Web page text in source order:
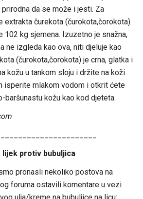
da se može i jesti. Za
extrakta čurekota (čurokota,čorokota)
102 kg sjemena. Izuzetno je snažna,
ne izgleda kao ova, niti djeluje kao
(čurokota,čorokota) je crna, glatka i
kožu u tankom sloju i držite na koži
isperite mlakom vodom i otkrit ćete
baršunastu kožu kao kod djeteta.
protiv bubuljica
pronasli nekoliko postova na
foruma ostavili komentare u vezi